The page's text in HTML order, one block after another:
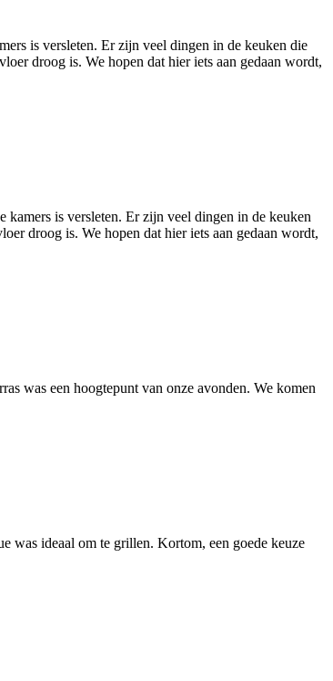
is versleten. Er zijn veel dingen in de keuken die
droog is. We hopen dat hier iets aan gedaan wordt,
is versleten. Er zijn veel dingen in de keuken
droog is. We hopen dat hier iets aan gedaan wordt,
was een hoogtepunt van onze avonden. We komen
was ideaal om te grillen. Kortom, een goede keuze